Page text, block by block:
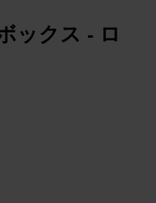
ックス - ロ